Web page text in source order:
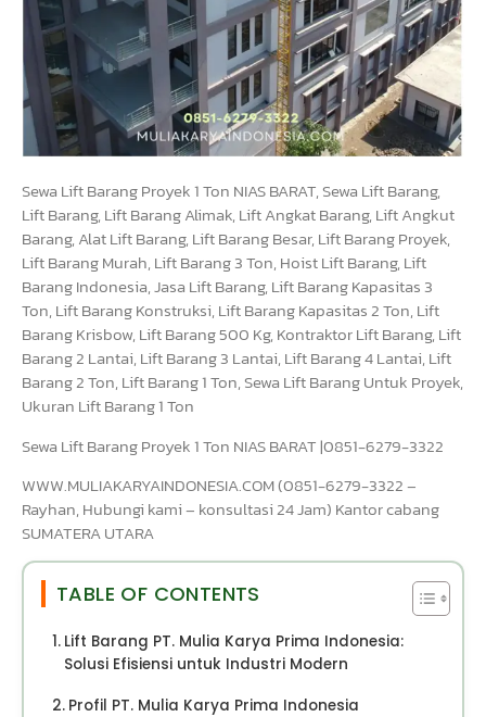
Sewa Lift Barang Proyek 1 Ton NIAS BARAT, Sewa Lift Barang,
Lift Barang, Lift Barang Alimak, Lift Angkat Barang, Lift Angkut
Barang, Alat Lift Barang, Lift Barang Besar, Lift Barang Proyek,
Lift Barang Murah, Lift Barang 3 Ton, Hoist Lift Barang, Lift
Barang Indonesia, Jasa Lift Barang, Lift Barang Kapasitas 3
Ton, Lift Barang Konstruksi, Lift Barang Kapasitas 2 Ton, Lift
Barang Krisbow, Lift Barang 500 Kg, Kontraktor Lift Barang, Lift
Barang 2 Lantai, Lift Barang 3 Lantai, Lift Barang 4 Lantai, Lift
Barang 2 Ton, Lift Barang 1 Ton, Sewa Lift Barang Untuk Proyek,
Ukuran Lift Barang 1 Ton
Sewa Lift Barang Proyek 1 Ton NIAS BARAT |0851-6279-3322
WWW.MULIAKARYAINDONESIA.COM (0851-6279-3322 –
Rayhan, Hubungi kami – konsultasi 24 Jam) Kantor cabang
SUMATERA UTARA
TABLE OF CONTENTS
Lift Barang PT. Mulia Karya Prima Indonesia:
Solusi Efisiensi untuk Industri Modern
Profil PT. Mulia Karya Prima Indonesia